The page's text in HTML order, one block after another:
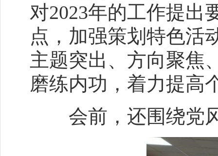
对2023年的工作提出
点，加强策划特色活
主题突出、方向聚焦
磨练内功，着力提高
会前，还围绕党